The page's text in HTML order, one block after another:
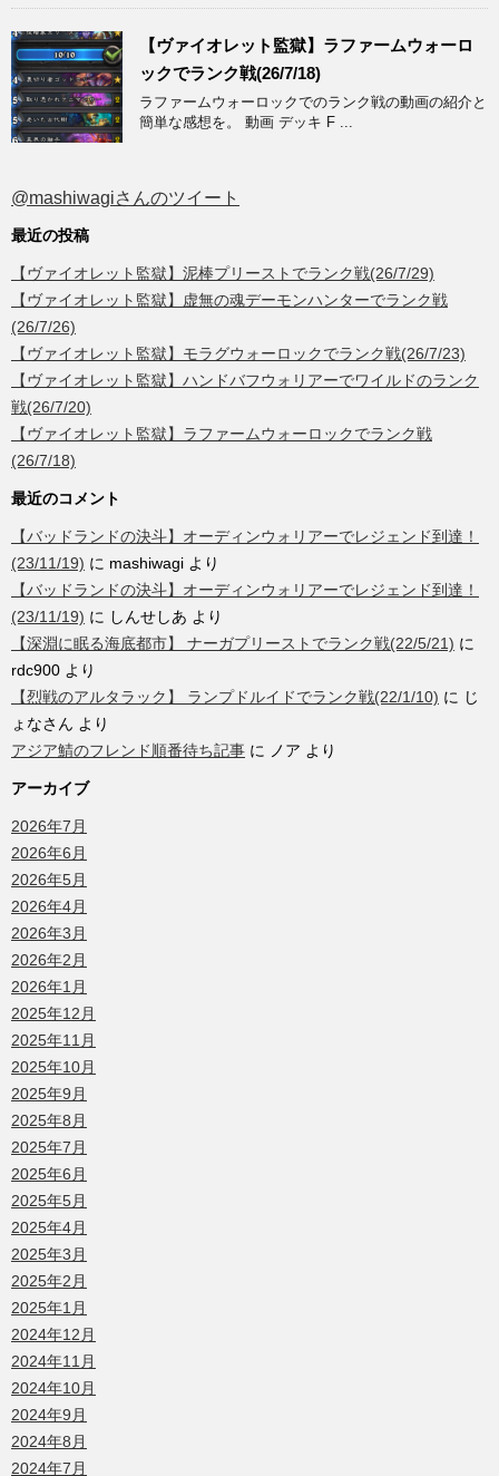
【ヴァイオレット監獄】ラファームウォーロ
ックでランク戦(26/7/18)
ラファームウォーロックでのランク戦の動画の紹介と
簡単な感想を。 動画 デッキ F ...
@mashiwagiさんのツイート
最近の投稿
【ヴァイオレット監獄】泥棒プリーストでランク戦(26/7/29)
【ヴァイオレット監獄】虚無の魂デーモンハンターでランク戦
(26/7/26)
【ヴァイオレット監獄】モラグウォーロックでランク戦(26/7/23)
【ヴァイオレット監獄】ハンドバフウォリアーでワイルドのランク
戦(26/7/20)
【ヴァイオレット監獄】ラファームウォーロックでランク戦
(26/7/18)
最近のコメント
【バッドランドの決斗】オーディンウォリアーでレジェンド到達！
(23/11/19) に mashiwagi より
【バッドランドの決斗】オーディンウォリアーでレジェンド到達！
(23/11/19) に しんせしあ より
【深淵に眠る海底都市】 ナーガプリーストでランク戦(22/5/21) に
rdc900 より
【烈戦のアルタラック】 ランプドルイドでランク戦(22/1/10) に じ
ょなさん より
アジア鯖のフレンド順番待ち記事 に ノア より
アーカイブ
2026年7月
2026年6月
2026年5月
2026年4月
2026年3月
2026年2月
2026年1月
2025年12月
2025年11月
2025年10月
2025年9月
2025年8月
2025年7月
2025年6月
2025年5月
2025年4月
2025年3月
2025年2月
2025年1月
2024年12月
2024年11月
2024年10月
2024年9月
2024年8月
2024年7月